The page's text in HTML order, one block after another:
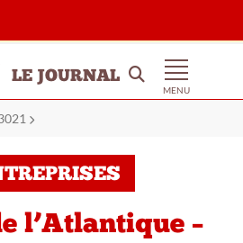
LE JOURNAL
MENU
l’Atlantique –